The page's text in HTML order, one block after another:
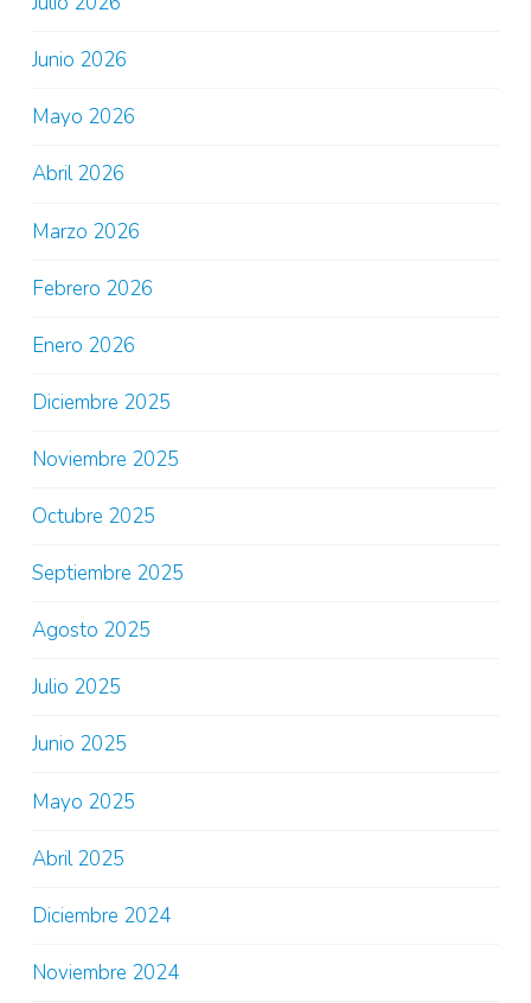
Junio 2026
Mayo 2026
Abril 2026
Marzo 2026
Febrero 2026
Enero 2026
Diciembre 2025
Noviembre 2025
Octubre 2025
Septiembre 2025
Agosto 2025
Julio 2025
Junio 2025
Mayo 2025
Abril 2025
Diciembre 2024
Noviembre 2024